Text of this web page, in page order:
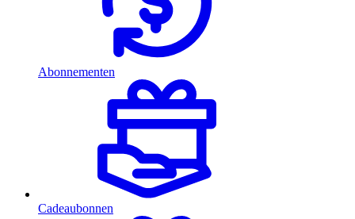
Abonnementen
Cadeaubonnen